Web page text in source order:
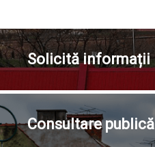
Solicităinformații
Consultarepublică